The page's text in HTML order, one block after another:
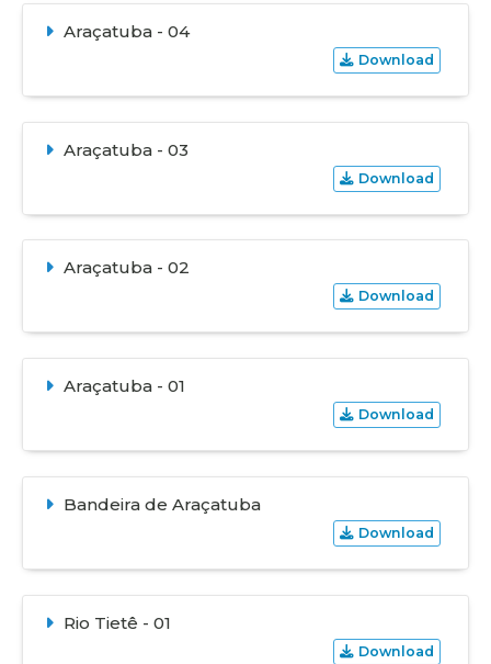
Araçatuba - 04
Download
Araçatuba - 03
Download
Araçatuba - 02
Download
Araçatuba - 01
Download
Bandeira de Araçatuba
Download
Rio Tietê - 01
Download